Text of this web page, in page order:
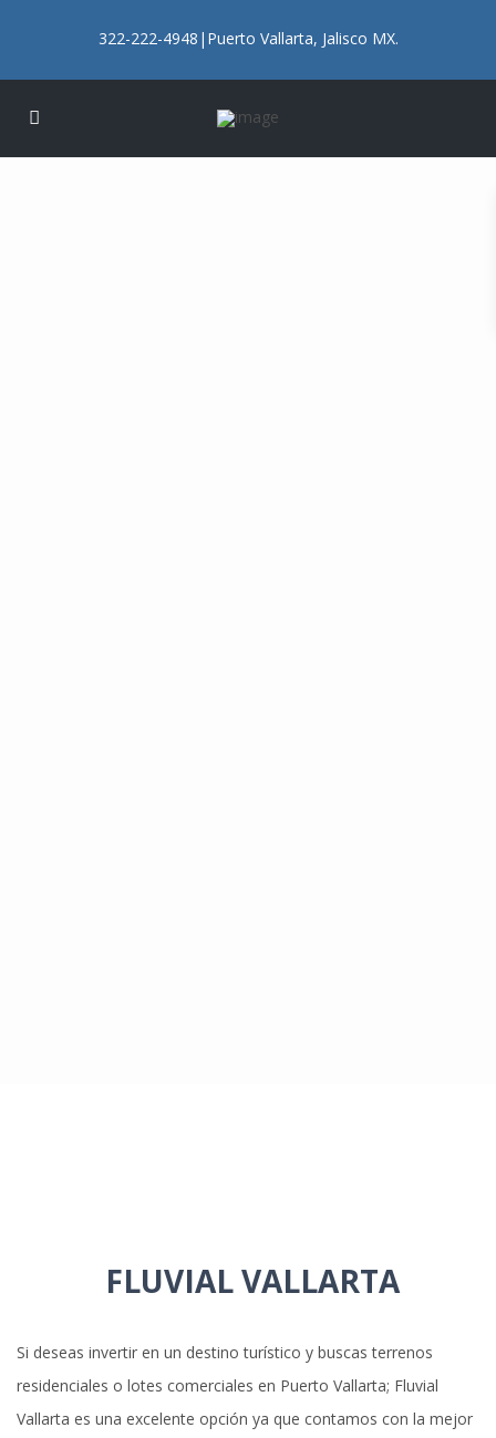
322-222-4948|Puerto Vallarta, Jalisco MX.
FLUVIAL VALLARTA
Si deseas invertir en un destino turístico y buscas terrenos
residenciales o lotes comerciales en Puerto Vallarta; Fluvial
Vallarta es una excelente opción ya que contamos con la mejor